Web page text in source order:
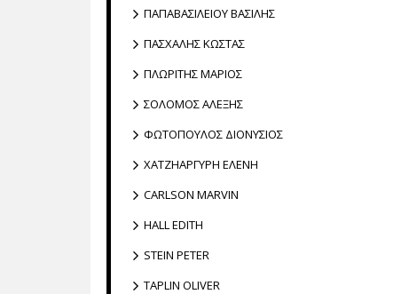
ΠΑΠΑΒΑΣΙΛΕΙΟΥ ΒΑΣΙΛΗΣ
ΠΑΣΧΑΛΗΣ ΚΩΣΤΑΣ
ΠΛΩΡΙΤΗΣ ΜΑΡΙΟΣ
ΣΟΛΟΜΟΣ ΑΛΕΞΗΣ
ΦΩΤΟΠΟΥΛΟΣ ΔΙΟΝΥΣΙΟΣ
ΧΑΤΖΗΑΡΓΥΡΗ ΕΛΕΝΗ
CARLSON MARVIN
HALL EDITH
STEIN PETER
TAPLIN OLIVER